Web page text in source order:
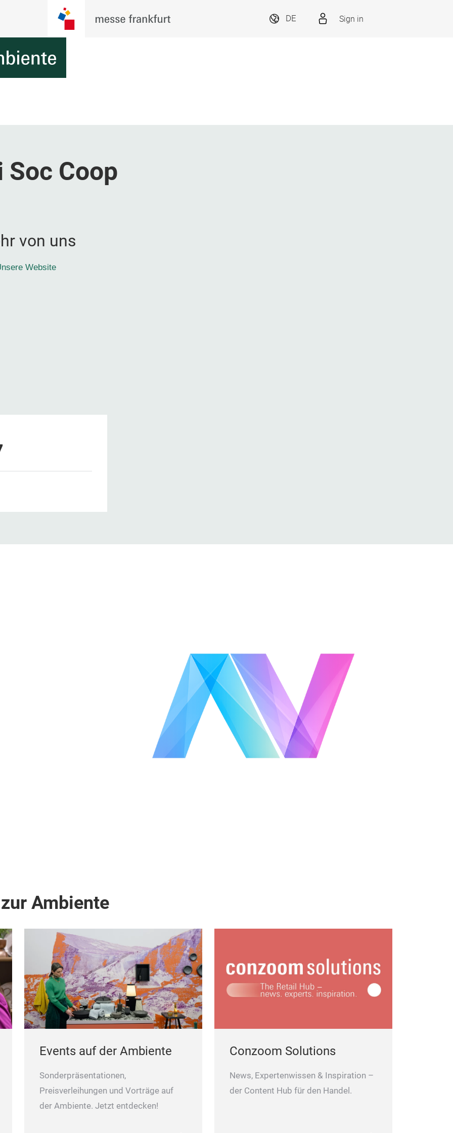
DE Sign in
Coop
von uns
Website
Ambiente
Events auf der Ambiente
Sonderpräsentationen,
Preisverleihungen und Vorträge auf
der Ambiente. Jetzt entdecken!
Conzoom Solutions
News, Expertenwissen & Inspiration –
der Content Hub für den Handel.